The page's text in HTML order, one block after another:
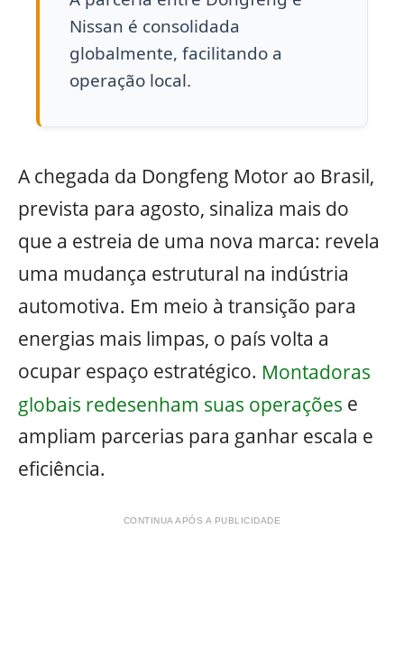
Nissan é consolidada
globalmente, facilitando a
operação local.
A chegada da Dongfeng Motor ao Brasil,
prevista para agosto, sinaliza mais do
que a estreia de uma nova marca: revela
uma mudança estrutural na indústria
automotiva. Em meio à transição para
energias mais limpas, o país volta a
ocupar espaço estratégico. Montadoras
globais redesenham suas operações e
ampliam parcerias para ganhar escala e
eficiência.
CONTINUA APÓS A PUBLICIDADE